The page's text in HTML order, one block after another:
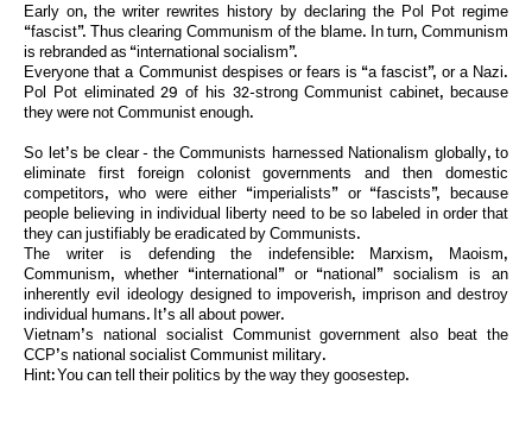
Early on, the writer rewrites history by declaring the Pol Pot regime
“fascist”. Thus clearing Communism of the blame. In turn, Communism
is rebranded as “international socialism”.
Everyone that a Communist despises or fears is “a fascist”, or a Nazi.
Pol Pot eliminated 29 of his 32-strong Communist cabinet, because
they were not Communist enough.
So let’s be clear - the Communists harnessed Nationalism globally, to
eliminate first foreign colonist governments and then domestic
competitors, who were either “imperialists” or “fascists”, because
people believing in individual liberty need to be so labeled in order that
they can justifiably be eradicated by Communists.
The writer is defending the indefensible: Marxism, Maoism,
Communism, whether “international” or “national” socialism is an
inherently evil ideology designed to impoverish, imprison and destroy
individual humans. It’s all about power.
Vietnam’s national socialist Communist government also beat the
CCP’s national socialist Communist military.
Hint: You can tell their politics by the way they goosestep.